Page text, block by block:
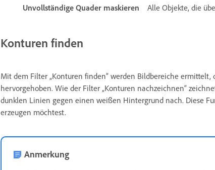
Unvollständige Quader maskieren Alle Objekte, die
Konturen finden
Mit dem Filter „Konturen finden“ werden Bildbereiche
hervorgehoben. Wie der Filter „Konturen nachzeichnen“
dunklen Linien gegen einen weißen Hintergrund nach. Diese
erzeugen möchtest.
Anmerkung